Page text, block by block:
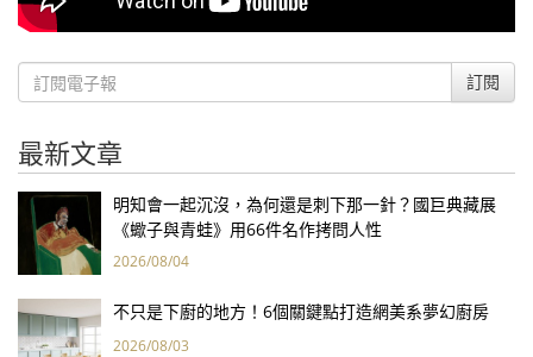
訂閱
最新文章
明知會一起沉沒，為何還是刺下那一針？國巨典藏展
《蠍子與青蛙》用66件名作拷問人性
2026/08/04
不只是下廚的地方！6個關鍵點打造網美系夢幻廚房
2026/08/03